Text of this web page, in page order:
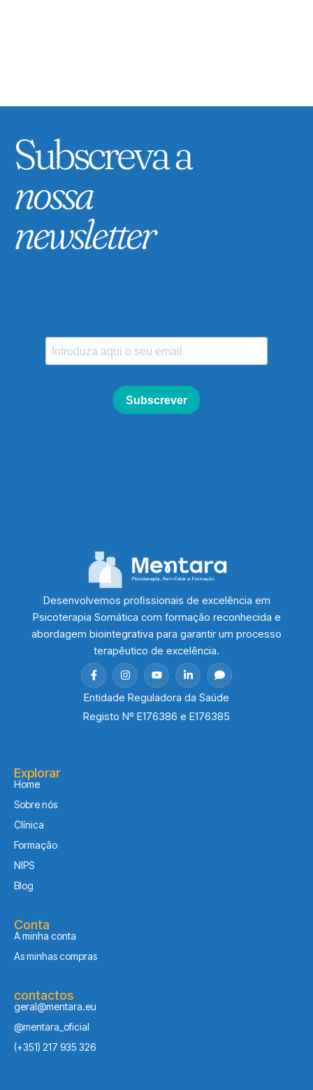
Subscreva a
nossa
newsletter
Desenvolvemos proﬁssionais de excelência em
Psicoterapia Somática com formação reconhecida e
abordagem biointegrativa para garantir um processo
terapêutico de excelência.
Entidade Reguladora da Saúde
Registo Nº E176386 e E176385
Explorar
Home
Sobre nós
Clínica
Formação
NIPS
Blog
Conta
A minha conta
As minhas compras
contactos
geral@mentara.eu
@mentara_oficial
(+351) 217 935 326